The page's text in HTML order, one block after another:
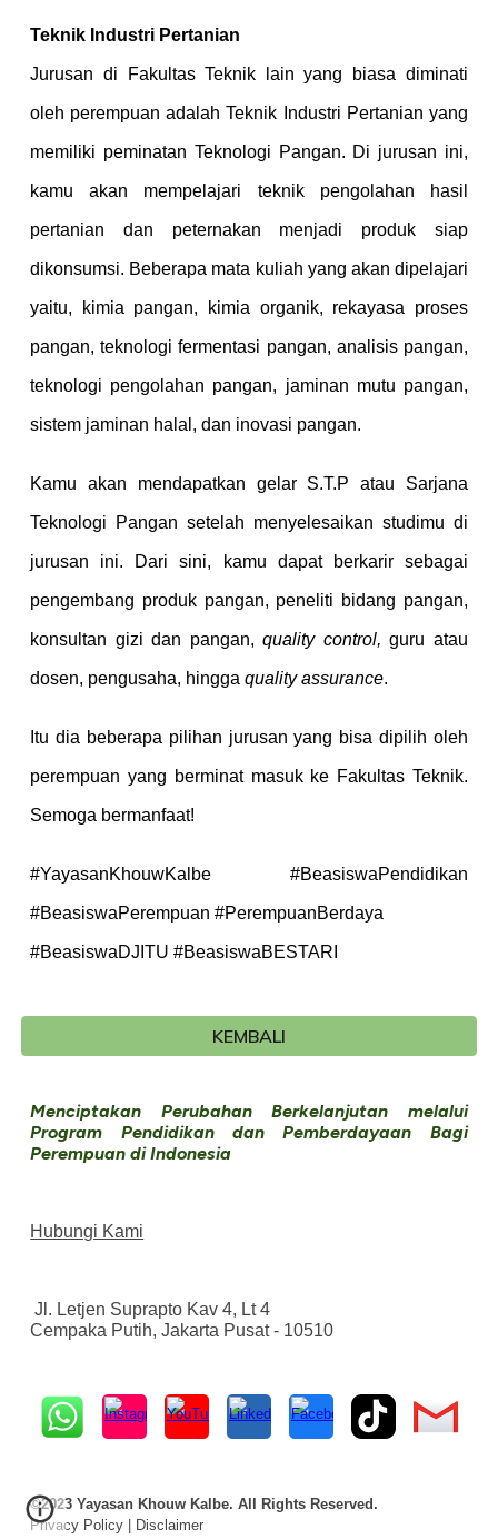
Teknik Industri Pertanian
Jurusan di Fakultas Teknik lain yang biasa diminati
oleh perempuan adalah Teknik Industri Pertanian yang
memiliki peminatan Teknologi Pangan. Di jurusan ini,
kamu akan mempelajari teknik pengolahan hasil
pertanian dan peternakan menjadi produk siap
dikonsumsi. Beberapa mata kuliah yang akan dipelajari
yaitu, kimia pangan, kimia organik, rekayasa proses
pangan, teknologi fermentasi pangan, analisis pangan,
teknologi pengolahan pangan, jaminan mutu pangan,
sistem jaminan halal, dan inovasi pangan.
Kamu akan mendapatkan gelar S.T.P atau Sarjana
Teknologi Pangan setelah menyelesaikan studimu di
jurusan ini. Dari sini, kamu dapat berkarir sebagai
pengembang produk pangan, peneliti bidang pangan,
konsultan gizi dan pangan,quality control,guru atau
dosen, pengusaha, hinggaquality assurance.
Itu dia beberapa pilihan jurusan yang bisa dipilih oleh
perempuan yang berminat masuk ke Fakultas Teknik.
Semoga bermanfaat!
#YayasanKhouwKalbe #BeasiswaPendidikan
#BeasiswaPerempuan #PerempuanBerdaya
#BeasiswaDJITU #BeasiswaBESTARI
KEMBALI
Menciptakan Perubahan Berkelanjutan melalui
Program Pendidikan dan Pemberdayaan Bagi
Perempuan di Indonesia
Hubungi Kami
Jl. Letjen Suprapto Kav 4, Lt 4
Cempaka Putih, Jakarta Pusat - 10510
©2023 Yayasan Khouw Kalbe. All Rights Reserved.
Privacy Policy | Disclaimer